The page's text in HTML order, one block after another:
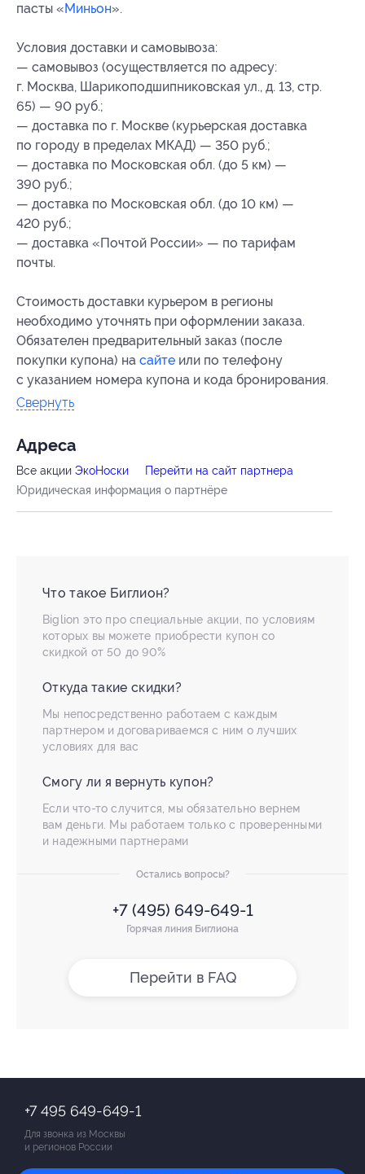
пасты «Миньон».
Условия доставки и самовывоза:
— самовывоз (осуществляется по адресу:
г. Москва, Шарикоподшипниковская ул., д. 13, стр.
65) — 90 руб.;
— доставка по г. Москве (курьерская доставка
по городу в пределах МКАД) — 350 руб.;
— доставка по Московская обл. (до 5 км) —
390 руб.;
— доставка по Московская обл. (до 10 км) —
420 руб.;
— доставка «Почтой России» — по тарифам
почты.
Стоимость доставки курьером в регионы
необходимо уточнять при оформлении заказа.
Обязателен предварительный заказ (после
покупки купона) на сайте или по телефону
с указанием номера купона и кода бронирования.
Свернуть
Адресa
Все акции ЭкоНоски
Перейти на сайт партнера
Юридическая информация о партнёре
Что такое Биглион?
Biglion это про специальные акции, по условиям
которых вы можете приобрести купон со
скидкой от 50 до 90%
Откуда такие скидки?
Мы непосредственно работаем с каждым
партнером и договариваемся с ним о лучших
условиях для вас
Смогу ли я вернуть купон?
Если что-то случится, мы обязательно вернем
вам деньги. Мы работаем только с проверенными
и надежными партнерами
Остались вопросы?
+7 (495) 649-649-1
Горячая линия Биглиона
Перейти в FAQ
+7 495 649-649-1
Для звонка из Москвы
и регионов России